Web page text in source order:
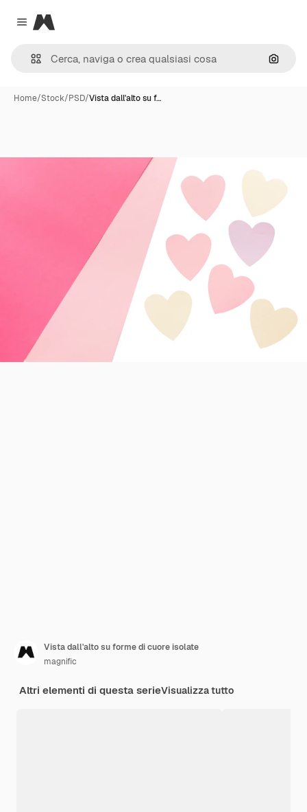
Close menu
Magnific
Cerca
Home/Stock/PSD/Vista dall'alto su f…
Vista dall'alto su forme di cuore isolate
magnific
Altri elementi di questa serieVisualizza tutto